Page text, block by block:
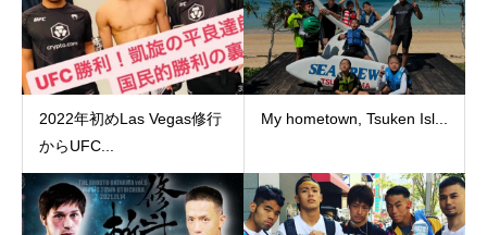
2022年初めLas Vegas修行
からUFC...
My hometown, Tsuken Isl...